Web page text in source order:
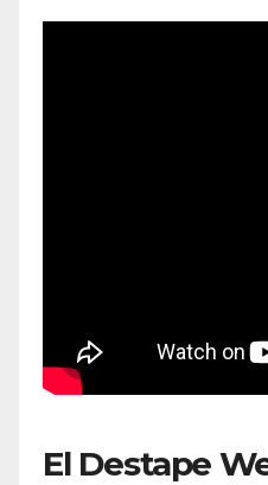
El Destape